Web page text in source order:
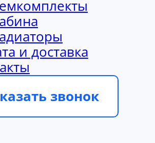
и доставка
звонок